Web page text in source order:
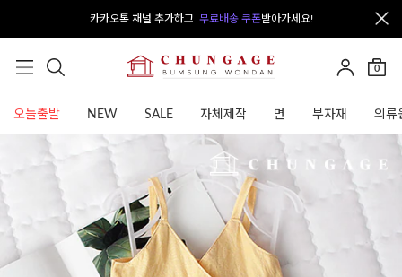
카카오톡 채널 추가하고 무료배송 쿠폰받아가세요!
0
오늘출발 NEW SALE 자체제작 면 부자재 의류